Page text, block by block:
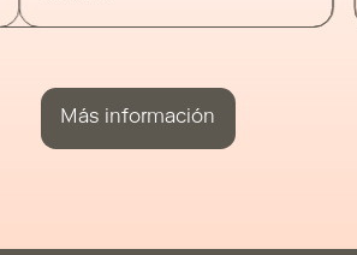
Más información